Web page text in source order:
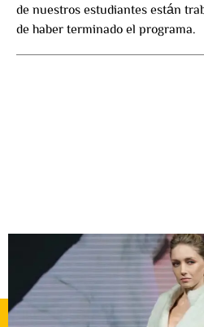
de nuestros estudiantes están
de haber terminado el programa.